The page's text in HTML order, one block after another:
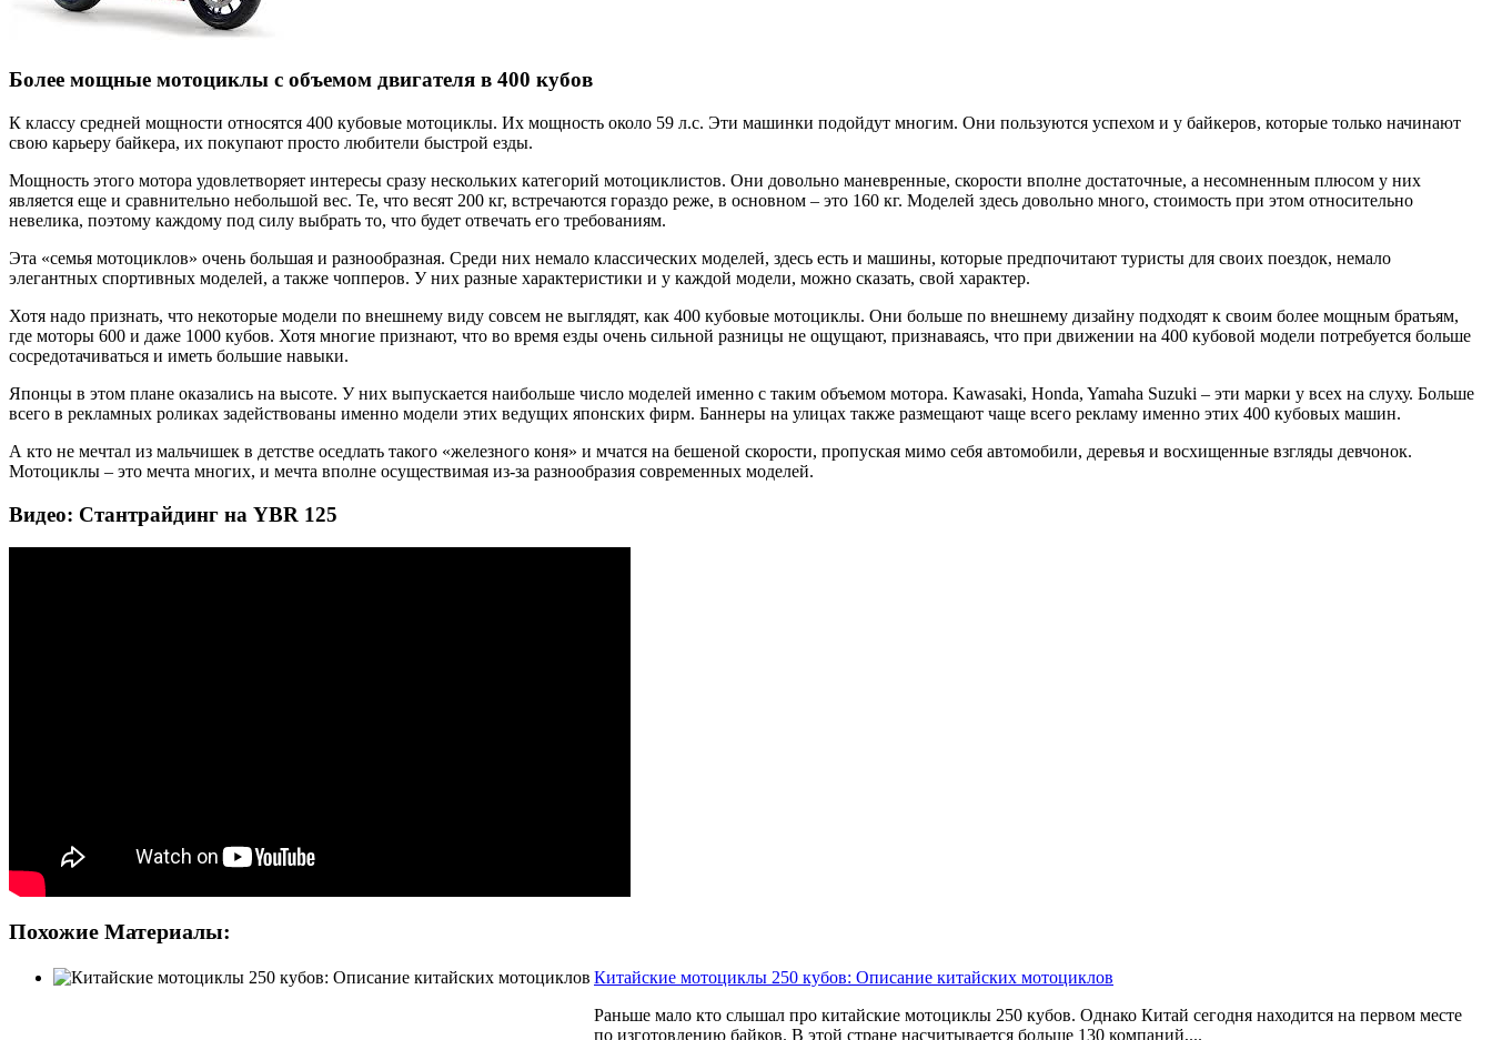
Более мощные мотоциклы с объемом двигателя в 400 кубов
К классу средней мощности относятся 400 кубовые мотоциклы. Их мощность около 59 л.с. Эти машинки подойдут многим. Они пользуются успехом и у байкеров, которые только начинают
свою карьеру байкера, их покупают просто любители быстрой езды.
Мощность этого мотора удовлетворяет интересы сразу нескольких категорий мотоциклистов. Они довольно маневренные, скорости вполне достаточные, а несомненным плюсом у них
является еще и сравнительно небольшой вес. Те, что весят 200 кг, встречаются гораздо реже, в основном – это 160 кг. Моделей здесь довольно много, стоимость при этом относительно
невелика, поэтому каждому под силу выбрать то, что будет отвечать его требованиям.
Эта «семья мотоциклов» очень большая и разнообразная. Среди них немало классических моделей, здесь есть и машины, которые предпочитают туристы для своих поездок, немало
элегантных спортивных моделей, а также чопперов. У них разные характеристики и у каждой модели, можно сказать, свой характер.
Хотя надо признать, что некоторые модели по внешнему виду совсем не выглядят, как 400 кубовые мотоциклы. Они больше по внешнему дизайну подходят к своим более мощным братьям,
где моторы 600 и даже 1000 кубов. Хотя многие признают, что во время езды очень сильной разницы не ощущают, признаваясь, что при движении на 400 кубовой модели потребуется больше
сосредотачиваться и иметь большие навыки.
Японцы в этом плане оказались на высоте. У них выпускается наибольше число моделей именно с таким объемом мотора. Kawasaki, Honda, Yamaha Suzuki – эти марки у всех на слуху. Больше
всего в рекламных роликах задействованы именно модели этих ведущих японских фирм. Баннеры на улицах также размещают чаще всего рекламу именно этих 400 кубовых машин.
А кто не мечтал из мальчишек в детстве оседлать такого «железного коня» и мчатся на бешеной скорости, пропуская мимо себя автомобили, деревья и восхищенные взгляды девчонок.
Мотоциклы – это мечта многих, и мечта вполне осуществимая из-за разнообразия современных моделей.
Видео: Стантрайдинг на YBR 125
Похожие Материалы:
Китайские мотоциклы 250 кубов: Описание китайских мотоциклов
Раньше мало кто слышал про китайские мотоциклы 250 кубов. Однако Китай сегодня находится на первом месте
по изготовлению байков. В этой стране насчитывается больше 130 компаний,...